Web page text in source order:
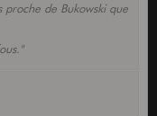
proche de Bukowski que